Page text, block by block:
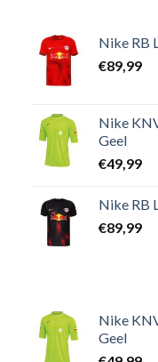
Nike RB
€89,99
Nike
Geel
€49,99
Nike RB
€89,99
Nike
Geel